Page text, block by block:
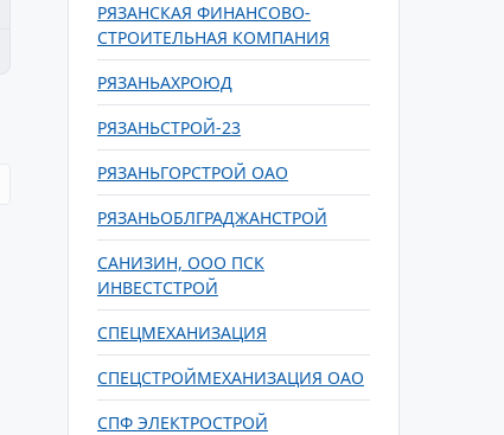
РЯЗАНСКАЯ ФИНАНСОВО-
СТРОИТЕЛЬНАЯ КОМПАНИЯ
РЯЗАНЬАХРОЮД
РЯЗАНЬСТРОЙ-23
РЯЗАНЬГОРСТРОЙ ОАО
РЯЗАНЬОБЛГРАДЖАНСТРОЙ
САНИЗИН, ООО ПСК
ИНВЕСТСТРОЙ
СПЕЦМЕХАНИЗАЦИЯ
СПЕЦСТРОЙМЕХАНИЗАЦИЯ ОАО
СПФ ЭЛЕКТРОСТРОЙ